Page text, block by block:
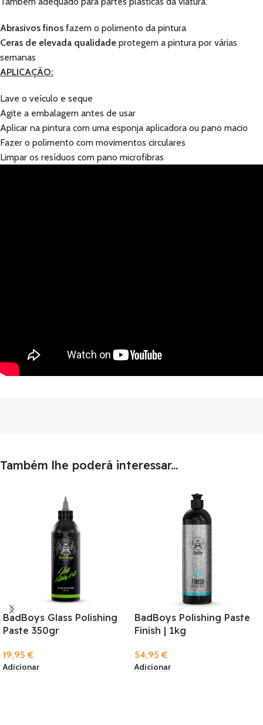
Abrasivos finos fazem o polimento da pintura
Ceras de elevada qualidade protegem a pintura por várias
semanas
APLICAÇÃO:
Lave o veículo e seque
Agite a embalagem antes de usar
Aplicar na pintura com uma esponja aplicadora ou pano macio
Fazer o polimento com movimentos circulares
Limpar os resíduos com pano microfibras
Também lhe poderá interessar...
BadBoys Glass Polishing
Paste 350gr
19,95€
Adicionar
BadBoys Polishing Paste
Finish | 1kg
54,95€
Adicionar